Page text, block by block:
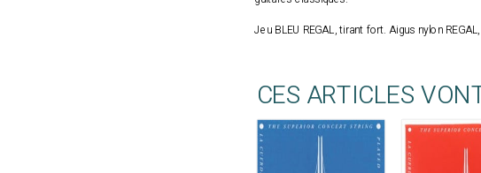
Jeu BLEU REGAL, tirant fort. Aigus nylon
CES ARTICLES